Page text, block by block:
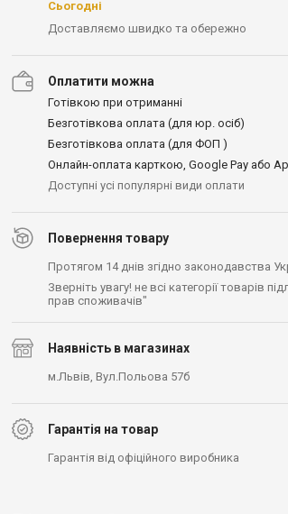
Сьогодні
Доставляємо швидко та обережно
Оплатити можна
Готівкою при отриманні
Безготівкова оплата (для юр. осіб)
Безготівкова оплата (для ФОП )
Онлайн-оплата карткою, Google Pay або
Доступні усі популярні види оплати
Повернення товару
Протягом 14 днів згідно законодавства
Зверніть увагу! не всі категорії товарів
прав споживачів"
Наявність в магазинах
м.Львів, Вул.Польова 57б
Гарантія на товар
Гарантія від офіційного виробника